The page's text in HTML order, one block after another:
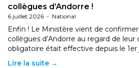
collègues d’Andorre !
6 juillet 2026 - National
Enfin ! Le Ministère vient de
collègues d’Andorre au regard de
obligatoire était effective depuis le 1er
Lire la suite →